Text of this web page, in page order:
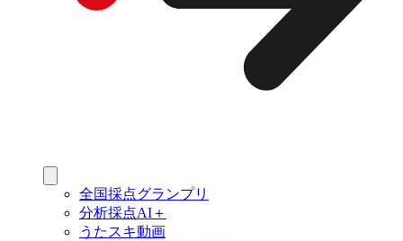
全国採点グランプリ
分析採点AI＋
うたスキ動画